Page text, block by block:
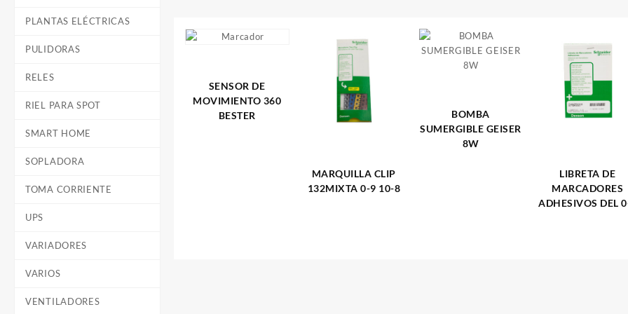
PLANTAS ELÉCTRICAS
PULIDORAS
RELES
RIEL PARA SPOT
SMART HOME
SOPLADORA
TOMA CORRIENTE
UPS
VARIADORES
VARIOS
VENTILADORES
SENSOR DE
MOVIMIENTO 360
BESTER
MARQUILLA CLIP
132MIXTA 0-9 10-8
BOMBA
SUMERGIBLE GEISER
8W
LIBRETA DE
MARCADORES
ADHESIVOS DEL